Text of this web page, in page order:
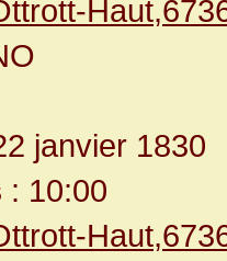
janvier 1830
: 10:00